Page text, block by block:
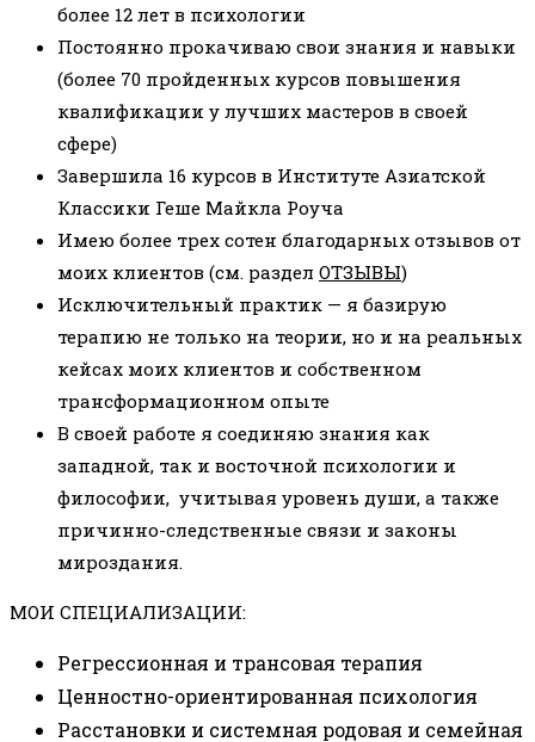
более 12 лет в психологии
Постоянно прокачиваю свои знания и навыки
(более 70 пройденных курсов повышения
квалификации у лучших мастеров в своей
сфере)
Завершила 16 курсов в Институте Азиатской
Классики Геше Майкла Роуча
Имею более трех сотен благодарных отзывов от
моих клиентов (см. раздел ОТЗЫВЫ)
Исключительный практик — я базирую
терапию не только на теории, но и на реальных
кейсах моих клиентов и собственном
трансформационном опыте
В своей работе я соединяю знания как
западной, так и восточной психологии и
философии, учитывая уровень души, а также
причинно-следственные связи и законы
мироздания.
МОИ СПЕЦИАЛИЗАЦИИ:
Регрессионная и трансовая терапия
Ценностно-ориентированная психология
Расстановки и системная родовая и семейная